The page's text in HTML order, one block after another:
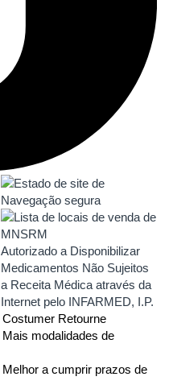
Autorizado a Disponibilizar
Medicamentos Não Sujeitos
a Receita Médica através da
Internet pelo INFARMED, I.P.